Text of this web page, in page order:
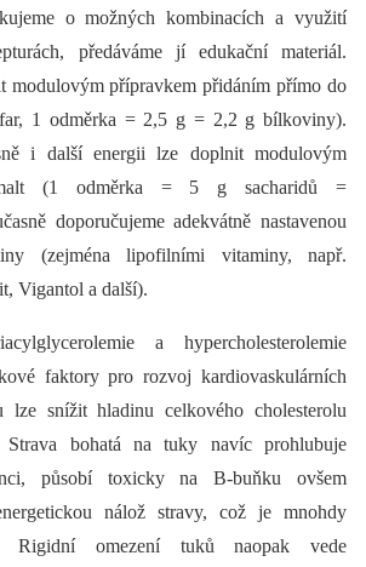
o možných kombinacích a využití
předáváme jí edukační materiál.
přípravkem přidáním přímo do
1 odměrka = 2,5 g = 2,2 g bílkoviny).
i další energii lze doplnit modulovým
(1 odměrka = 5 g sacharidů =
doporučujeme adekvátně nastavenou
(zejména lipofilními vitaminy, např.
Vigantol a další).
a hypercholesterolemie
faktory pro rozvoj kardiovaskulárních
lze snížit hladinu celkového cholesterolu
bohatá na tuky navíc prohlubuje
působí toxicky na B-buňku ovšem
nálož stravy, což je mnohdy
Rigidní omezení tuků naopak vede